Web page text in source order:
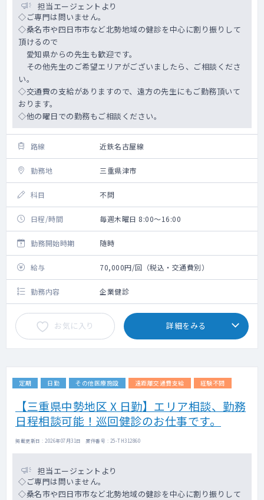
担当エージェントより
◇ご専門は問いません。
◇桑名市や四日市市など北勢地域の健診を中心に割り振りして
頂けるので
愛知県からの先生も歓迎です。
その他先生のご希望エリアがございましたら、ご相談くださ
い。
◇交通費の支給がありますので、遠方の先生にもご勤務頂いて
おります。
◇他の曜日での勤務もご相談ください。
路線 近鉄名古屋線
勤務地 三重県津市
科目 不問
日程/時間 毎週木曜日 8:00～16:00
勤務開始時期 随時
給与 70,000円/回（税込・交通費別）
勤務内容 企業健診
お気に入り 詳細をみる
定期 日勤 その他医療施設 遠距離交通費支給 経験不問
【三重県中勢地区 X 日勤】エリア相談、勤務
日程相談可能！巡回健診のお仕事です。
掲載更新日 : 2026年07月31日 案件番号 : 25-TH312860
担当エージェントより
◇ご専門は問いません。
◇桑名市や四日市市など北勢地域の健診を中心に割り振りして